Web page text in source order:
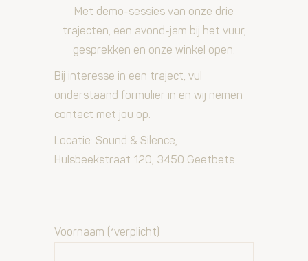
Met demo-sessies van onze drie
trajecten, een avond-jam bij het vuur,
gesprekken en onze winkel open.
Bij interesse in een traject, vul
onderstaand formulier in en wij nemen
contact met jou op.
Locatie: Sound & Silence,
Hulsbeekstraat 120, 3450 Geetbets
Voornaam (*verplicht)